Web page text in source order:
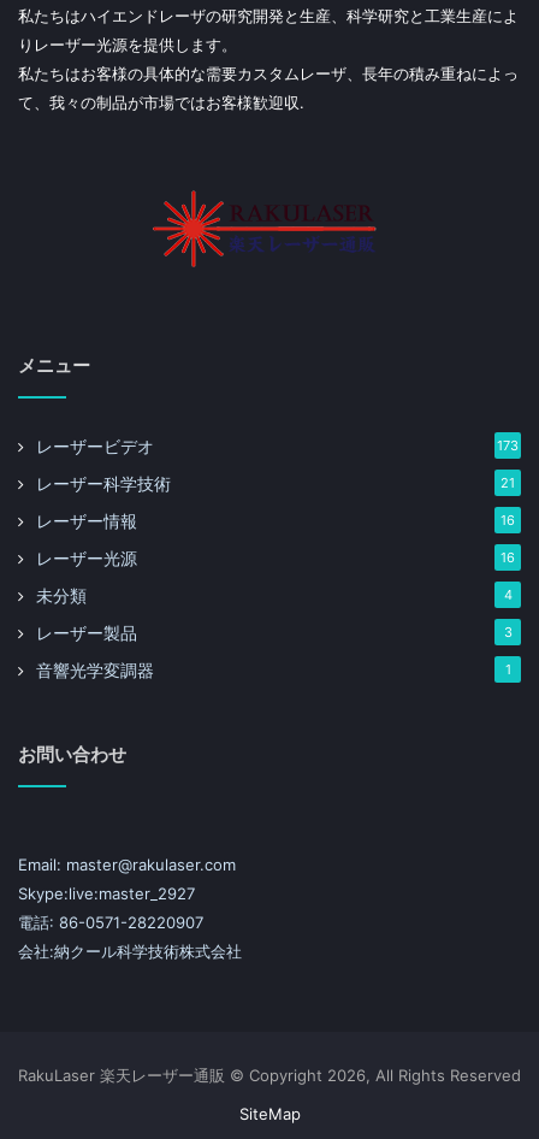
私たちはハイエンドレーザの研究開発と生産、科学研究と工業生産によ
りレーザー光源を提供します。
私たちはお客様の具体的な需要カスタムレーザ、長年の積み重ねによっ
て、我々の制品が市場ではお客様歓迎収.
メニュー
レーザービデオ 173
レーザー科学技術 21
レーザー情報 16
レーザー光源 16
未分類 4
レーザー製品 3
音響光学変調器 1
お問い合わせ
Email: master@rakulaser.com
Skype:live:master_2927
電話: 86-0571-28220907
会社:納クール科学技術株式会社
RakuLaser 楽天レーザー通販 © Copyright 2026, All Rights Reserved
SiteMap